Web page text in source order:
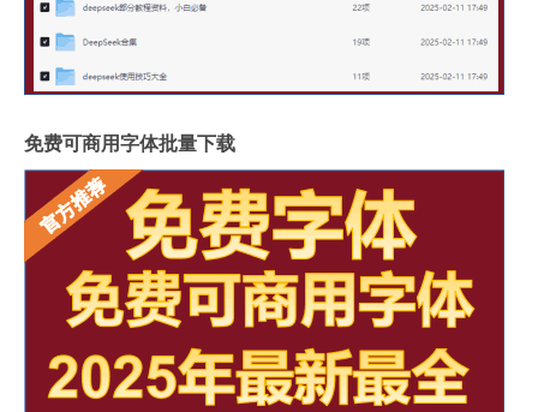
免费可商用字体批量下载